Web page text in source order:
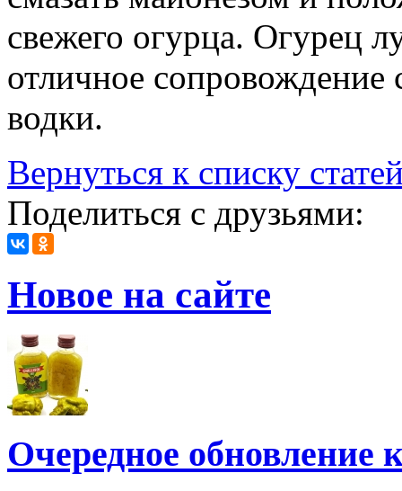
свежего огурца. Огурец
отличное сопровождение
водки.
Вернуться к списку
Поделиться с друзьями:
Новое на сайте
Очередное обновление